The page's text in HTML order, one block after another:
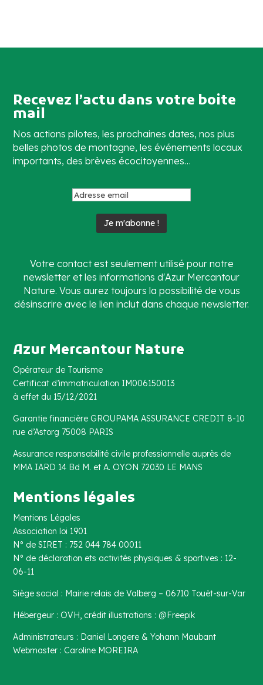
Recevez l’actu dans votre boite
mail
Nos actions pilotes, les prochaines dates, nos plus
belles photos de montagne, les événements locaux
importants, des brèves écocitoyennes…
Votre contact est seulement utilisé pour notre
newsletter et les informations d'Azur Mercantour
Nature. Vous aurez toujours la possibilité de vous
désinscrire avec le lien inclut dans chaque newsletter.
Azur Mercantour Nature
Opérateur de Tourisme
Certificat d’immatriculation IM006150013
à effet du 15/12/2021
Garantie financière GROUPAMA ASSURANCE CREDIT 8-10
rue d’Astorg 75008 PARIS
Assurance responsabilité civile professionnelle auprès de
MMA IARD 14 Bd M. et A. OYON 72030 LE MANS
Mentions légales
Mentions Légales
Association loi 1901
N° de SIRET : 752 044 784 00011
N° de déclaration ets activités physiques & sportives : 12-
06-11
Siège social : Mairie relais de Valberg – 06710 Touët-sur-Var
Hébergeur : OVH, crédit illustrations : @Freepik
Administrateurs : Daniel Longere & Yohann Maubant
Webmaster : Caroline MOREIRA